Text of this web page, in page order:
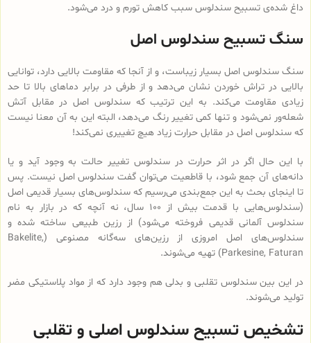
داغ شده‌ی تسبیح سندلوس سبب کاهش تورم و درد می‌شود.
سنگ تسبیح سندلوس اصل
سنگ سندلوس اصل بسیار زیباست، و از آنجا که مقاومت بالایی دارد، توانایی
بالایی در تراش خوردن نشان می‌دهد و از طرفی در برابر دماهای بالا تا حد
زیادی مقاومت می‌کند. به این ترتیب که سندلوس اصل در مقابل آتش
شعله‌ور نمی‌شود و تنها کمی تغییر رنگ می‌دهد، البته این به آن معنا نیست
که سندلوس اصل در مقابل حرارت زیاد هیچ تغییری نمی‌کند!
با این حال اگر در اثر حرارت در سندلوس تغییر حالت به وجود آید و یا
دانه‌های آن جمع شود، با قاطعیت می‌توان گفت سندلوس اصل نیست. پس
تا اینجای بحث به این جمع‌بندی می‌رسیم که سندلوس‌های بسیار قدیمی اصل
(سندلوس‌هایی با قدمت بیش از 100 سال، نه آنچه که در بازار به نام
سندلوس آلمانی قدیمی فروخته می‌شود) از رزین طبیعی ساخته شده و
سندلوس‌‌های اصل امروزی از رزین‌های سه‌گانه مصنوعی (Bakelite,
Parkesine, Faturan) تهیه می‌شوند.
در این بین سندلوس تقلبی و بدلی هم وجود دارد که از مواد پلاستیکی مضر
تولید می‌شوند.
تشخیص تسبیح سندلوس اصلی و تقلبی